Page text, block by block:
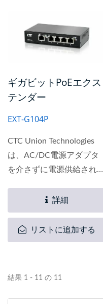
ギガビットPoEエクス
テンダー
EXT-G104P
CTC Union Technologies
は、AC/DC電源アダプタ
を介さずに電源供給される
ー、モデル名EXT-G104Pを
発表しました。これは、
PoE++/PD準拠の1ポート
GigabitベースRJ45と、
詳細
リストに追加する
結果 1 - 11 の 11